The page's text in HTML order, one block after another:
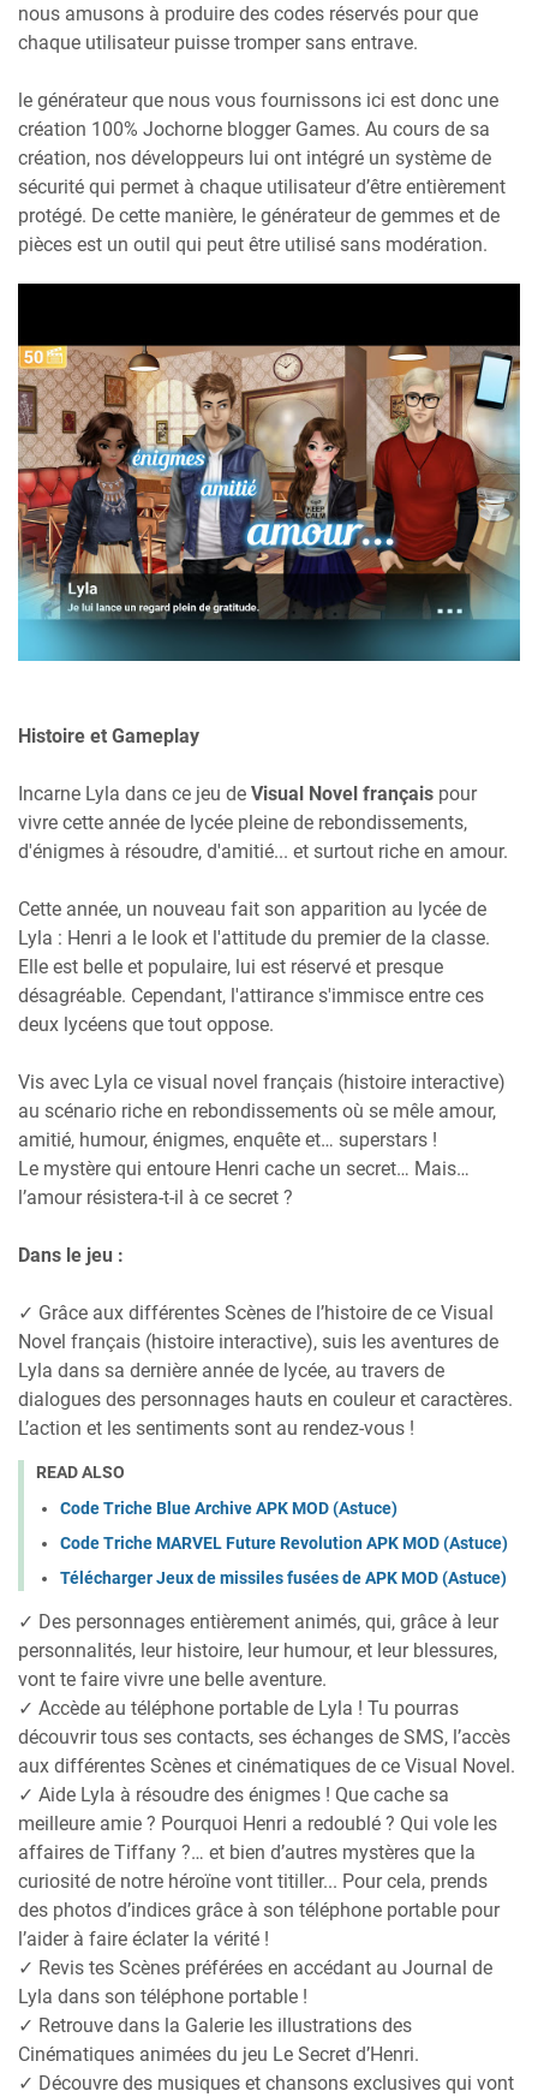
nous amusons à produire des codes réservés pour que
chaque utilisateur puisse tromper sans entrave.
le générateur que nous vous fournissons ici est donc une
création 100% Jochorne blogger Games. Au cours de sa
création, nos développeurs lui ont intégré un système de
sécurité qui permet à chaque utilisateur d’être entièrement
protégé. De cette manière, le générateur de gemmes et de
pièces est un outil qui peut être utilisé sans modération.
Histoire et Gameplay
Incarne Lyla dans ce jeu de Visual Novel français pour
vivre cette année de lycée pleine de rebondissements,
d'énigmes à résoudre, d'amitié... et surtout riche en amour.
Cette année, un nouveau fait son apparition au lycée de
Lyla : Henri a le look et l'attitude du premier de la classe.
Elle est belle et populaire, lui est réservé et presque
désagréable. Cependant, l'attirance s'immisce entre ces
deux lycéens que tout oppose.
Vis avec Lyla ce visual novel français (histoire interactive)
au scénario riche en rebondissements où se mêle amour,
amitié, humour, énigmes, enquête et… superstars !
Le mystère qui entoure Henri cache un secret… Mais…
l’amour résistera-t-il à ce secret ?
Dans le jeu :
✓ Grâce aux différentes Scènes de l’histoire de ce Visual
Novel français (histoire interactive), suis les aventures de
Lyla dans sa dernière année de lycée, au travers de
dialogues des personnages hauts en couleur et caractères.
L’action et les sentiments sont au rendez-vous !
READ ALSO
Code Triche Blue Archive APK MOD (Astuce)
Code Triche MARVEL Future Revolution APK MOD (Astuce)
Télécharger Jeux de missiles fusées de APK MOD (Astuce)
✓ Des personnages entièrement animés, qui, grâce à leur
personnalités, leur histoire, leur humour, et leur blessures,
vont te faire vivre une belle aventure.
✓ Accède au téléphone portable de Lyla ! Tu pourras
découvrir tous ses contacts, ses échanges de SMS, l’accès
aux différentes Scènes et cinématiques de ce Visual Novel.
✓ Aide Lyla à résoudre des énigmes ! Que cache sa
meilleure amie ? Pourquoi Henri a redoublé ? Qui vole les
affaires de Tiffany ?… et bien d’autres mystères que la
curiosité de notre héroïne vont titiller... Pour cela, prends
des photos d’indices grâce à son téléphone portable pour
l’aider à faire éclater la vérité !
✓ Revis tes Scènes préférées en accédant au Journal de
Lyla dans son téléphone portable !
✓ Retrouve dans la Galerie les illustrations des
Cinématiques animées du jeu Le Secret d’Henri.
✓ Découvre des musiques et chansons exclusives qui vont